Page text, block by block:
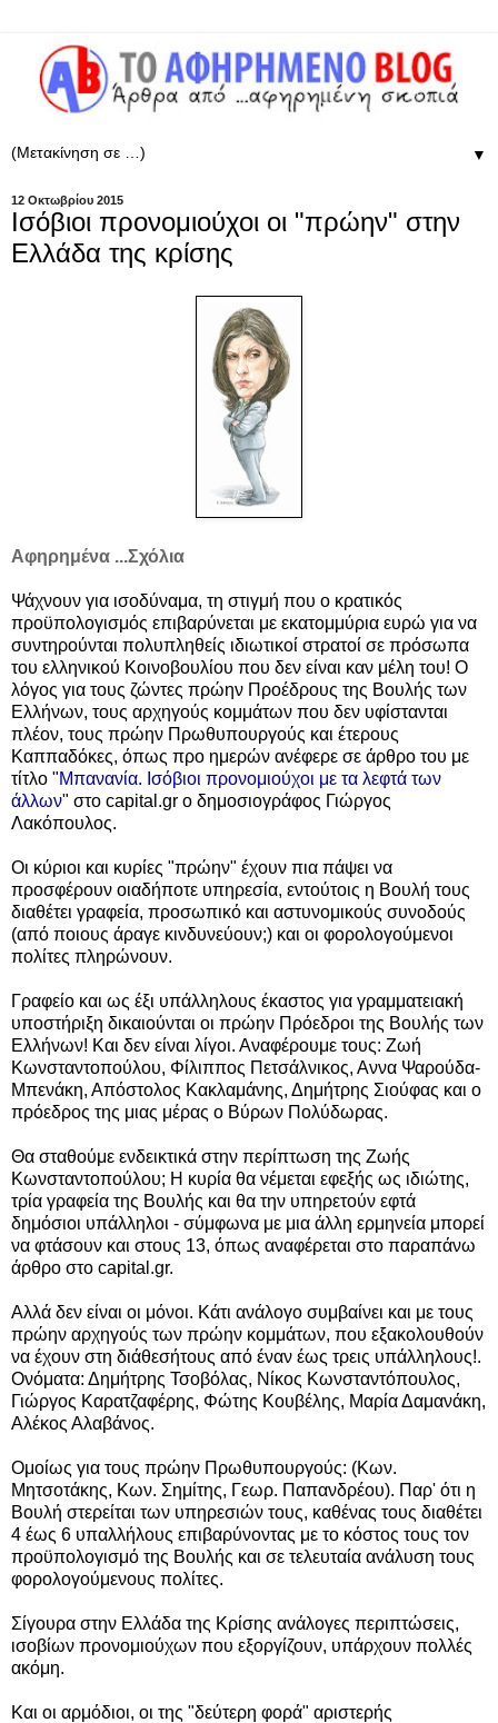
▼
12 Οκτωβρίου 2015
Ισόβιοι προνομιούχοι οι "πρώην" στην
Ελλάδα της κρίσης
Αφηρημένα ...Σχόλια
Ψάχνουν για ισοδύναμα, τη στιγμή που ο κρατικός
προϋπολογισμός επιβαρύνεται με εκατομμύρια ευρώ για να
συντηρούνται πολυπληθείς ιδιωτικοί στρατοί σε πρόσωπα
του ελληνικού Κοινοβουλίου που δεν είναι καν μέλη του! Ο
λόγος για τους ζώντες πρώην Προέδρους της Βουλής των
Ελλήνων, τους αρχηγούς κομμάτων που δεν υφίστανται
πλέον, τους πρώην Πρωθυπουργούς και έτερους
Καππαδόκες, όπως προ ημερών ανέφερε σε άρθρο του με
τίτλο "Μπανανία. Ισόβιοι προνομιούχοι με τα λεφτά των
άλλων" στο capital.gr ο δημοσιογράφος Γιώργος
Λακόπουλος.
Οι κύριοι και κυρίες "πρώην" έχουν πια πάψει να
προσφέρουν οιαδήποτε υπηρεσία, εντούτοις η Βουλή τους
διαθέτει γραφεία, προσωπικό και αστυνομικούς συνοδούς
(από ποιους άραγε κινδυνεύουν;) και οι φορολογούμενοι
πολίτες πληρώνουν.
Γραφείο και ως έξι υπάλληλους έκαστος για γραμματειακή
υποστήριξη δικαιούνται οι πρώην Πρόεδροι της Βουλής των
Ελλήνων! Και δεν είναι λίγοι. Αναφέρουμε τους: Ζωή
Κωνσταντοπούλου, Φίλιππος Πετσάλνικος, Αννα Ψαρούδα-
Μπενάκη, Απόστολος Κακλαμάνης, Δημήτρης Σιούφας και ο
πρόεδρος της μιας μέρας ο Βύρων Πολύδωρας.
Θα σταθούμε ενδεικτικά στην περίπτωση της Ζωής
Κωνσταντοπούλου; Η κυρία θα νέμεται εφεξής ως ιδιώτης,
τρία γραφεία της Βουλής και θα την υπηρετούν εφτά
δημόσιοι υπάλληλοι - σύμφωνα με μια άλλη ερμηνεία μπορεί
να φτάσουν και στους 13, όπως αναφέρεται στο παραπάνω
άρθρο στο capital.gr.
Αλλά δεν είναι οι μόνοι. Κάτι ανάλογο συμβαίνει και με τους
πρώην αρχηγούς των πρώην κομμάτων, που εξακολουθούν
να έχουν στη διάθεσήτους από έναν έως τρεις υπάλληλους!.
Ονόματα: Δημήτρης Τσοβόλας, Νίκος Κωνσταντόπουλος,
Γιώργος Καρατζαφέρης, Φώτης Κουβέλης, Μαρία Δαμανάκη,
Αλέκος Αλαβάνος.
Ομοίως για τους πρώην Πρωθυπουργούς: (Κων.
Μητσοτάκης, Κων. Σημίτης, Γεωρ. Παπανδρέου). Παρ' ότι η
Βουλή στερείται των υπηρεσιών τους, καθένας τους διαθέτει
4 έως 6 υπαλλήλους επιβαρύνοντας με το κόστος τους τον
προϋπολογισμό της Βουλής και σε τελευταία ανάλυση τους
φορολογούμενους πολίτες.
Σίγουρα στην Ελλάδα της Κρίσης ανάλογες περιπτώσεις,
ισοβίων προνομιούχων που εξοργίζουν, υπάρχουν πολλές
ακόμη.
Και οι αρμόδιοι, οι της "δεύτερη φορά" αριστερής